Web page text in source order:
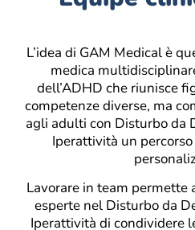
L’idea di GAM Medical è
medica
dell’ADHD che riunisce
competenze diverse, ma
agli adulti con Disturbo da
Iperattività un
Lavorare in team
esperte nel Disturbo da
Iperattività di condividere